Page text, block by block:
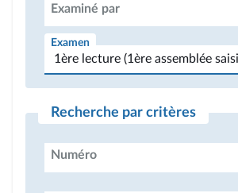
Examiné par
Examen
Recherche par critères
Numéro